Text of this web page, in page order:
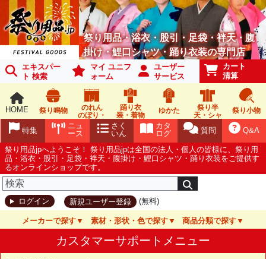
祭り用品・浴衣・股引・足袋・袢天・腹
掛け・鯉口シャツ・踊り衣装の専門店
エキスパー
ト 検索
マイ ユニフ
ォーム
ユーザー
サービス
カート
清算
HOME 祭り鳴物
のれん
のぼり・
踊り衣
装・着物
ゆかた
祭り半
天・シャ
祭り小物
Q&A
質問
カタ
ログ
さく
いん
ニュ
ース
特集
祭り用品jpへようこそ！ 祭り用品jpは全国の法人・個人の皆様に、祭り用
品・浴衣・股引・足袋・袢天・腹掛け・鯉口シャツ・踊り衣装をご提供す
るオンラインショップです。
ログイン 新規ユーザー登録 (無料)
メーカーで探す 素材・形状・色で探す 商品分類で探す
カスタマーサポートメニュー